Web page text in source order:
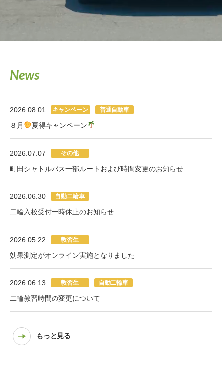
News
2026.08.01 キャンペーン 普通自動車
８月 夏得キャンペーン
2026.07.07 その他
町田シャトルバス一部ルートおよび時間変更のお知らせ
2026.06.30 自動二輪車
二輪入校受付一時休止のお知らせ
2026.05.22 教習生
効果測定がオンライン実施となりました
2026.06.13 教習生 自動二輪車
二輪教習時間の変更について
もっと見る